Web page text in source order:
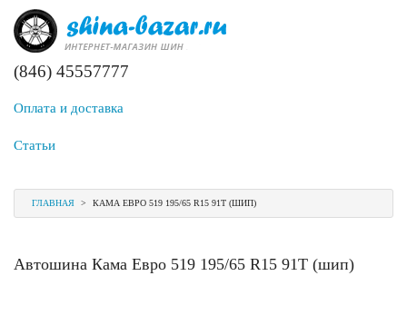
(846) 45557777
Оплата и доставка
Статьи
ГЛАВНАЯ > КАМА ЕВРО 519 195/65 R15 91T (ШИП)
Автошина Кама Евро 519 195/65 R15 91T (шип)